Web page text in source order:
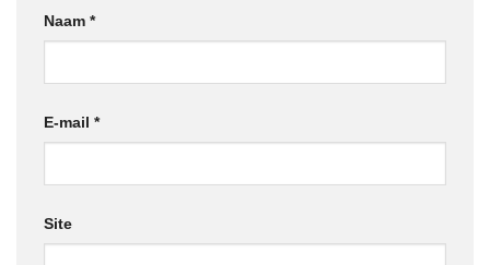
Naam *
E-mail *
Site